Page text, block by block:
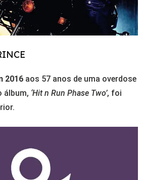
2016 aos 57 anos de uma overdose
álbum, ‘Hit n Run Phase Two’, foi